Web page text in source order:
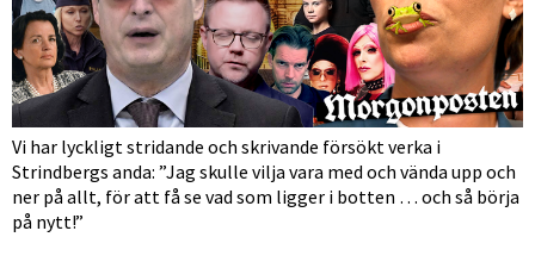
Vi har lyckligt stridande och skrivande försökt verka i
Strindbergs anda: ”Jag skulle vilja vara med och vända upp och
ner på allt, för att få se vad som ligger i botten … och så börja
på nytt!”